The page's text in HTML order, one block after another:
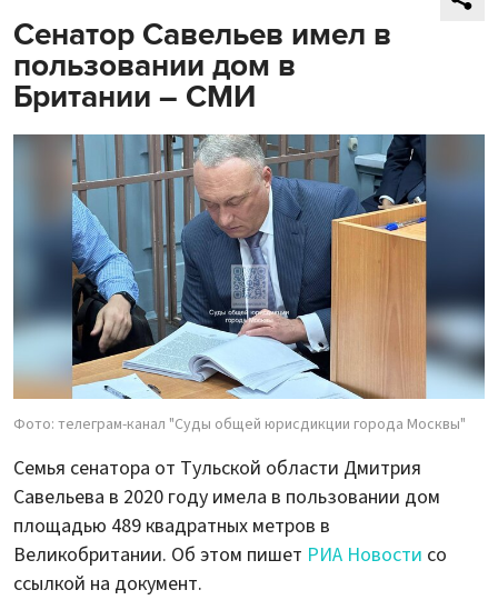
Сенатор Савельев имел в
пользовании дом в
Британии – СМИ
Фото: телеграм-канал "Суды общей юрисдикции города Москвы"
Семья сенатора от Тульской области Дмитрия
Савельева в 2020 году имела в пользовании дом
площадью 489 квадратных метров в
Великобритании. Об этом пишет РИА Новости со
ссылкой на документ.